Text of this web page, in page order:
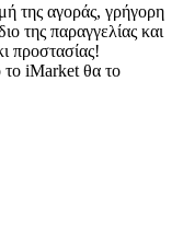
της αγοράς, γρήγορη
της παραγγελίας και
προστασίας!
το iMarket θα το